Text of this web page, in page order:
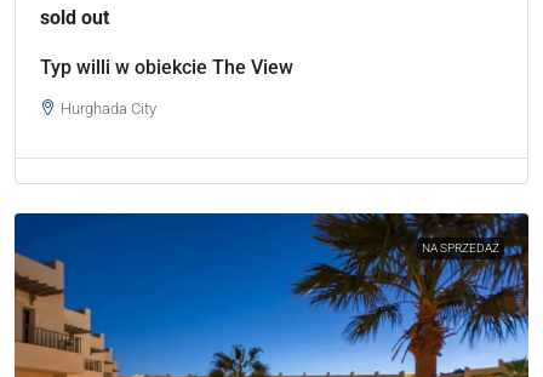
sold out
Typ willi w obiekcie The View
Hurghada City
NA SPRZEDAŻ